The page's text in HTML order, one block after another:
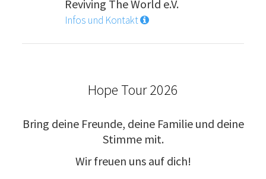
Reviving The World e.V.
Infos und Kontakt
Hope Tour 2026
Bring deine Freunde, deine Familie und deine
Stimme mit.
Wir freuen uns auf dich!